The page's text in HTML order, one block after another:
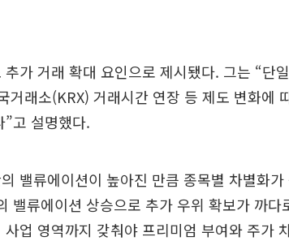
가 거래 확대 요인으로 제시됐다. 그는 “단
거래소(KRX) 거래시간 연장 등 제도 변화에
고 설명했다.
밸류에이션이 높아진 만큼 종목별 차별화
밸류에이션 상승으로 추가 우위 확보가 까다
업 영역까지 갖춰야 프리미엄 부여와 주가